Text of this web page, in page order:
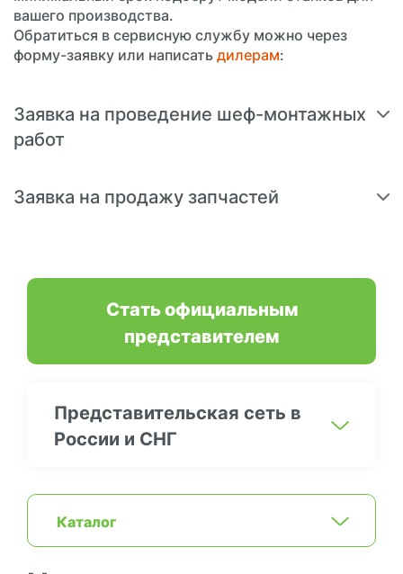
вашего производства.
Обратиться в сервисную службу можно через
форму-заявку или написатьдилерам:
Заявка на проведение шеф-монтажных
работ
Заявка на продажу запчастей
Представительская сеть в
России и СНГ
Стать официальным
представителем
Каталог